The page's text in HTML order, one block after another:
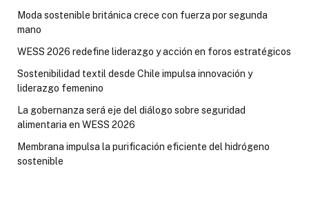
Moda sostenible británica crece con fuerza por segunda
mano
WESS 2026 redefine liderazgo y acción en foros estratégicos
Sostenibilidad textil desde Chile impulsa innovación y
liderazgo femenino
La gobernanza será eje del diálogo sobre seguridad
alimentaria en WESS 2026
Membrana impulsa la purificación eficiente del hidrógeno
sostenible